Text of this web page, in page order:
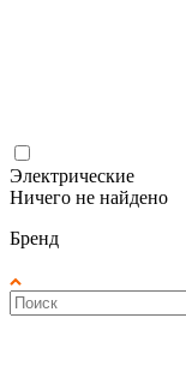
Электрические
Ничего не найдено
Бренд